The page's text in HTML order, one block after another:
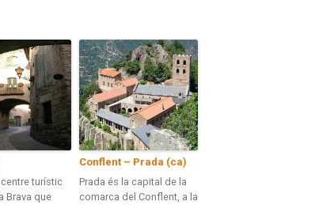
turístic
Brava que
Conflent – Prada (ca)
Prada és la capital de la
comarca del Conflent, a la